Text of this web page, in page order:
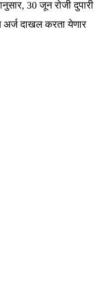
30 जून रोजी दुपारी
अर्ज दाखल करता येणार